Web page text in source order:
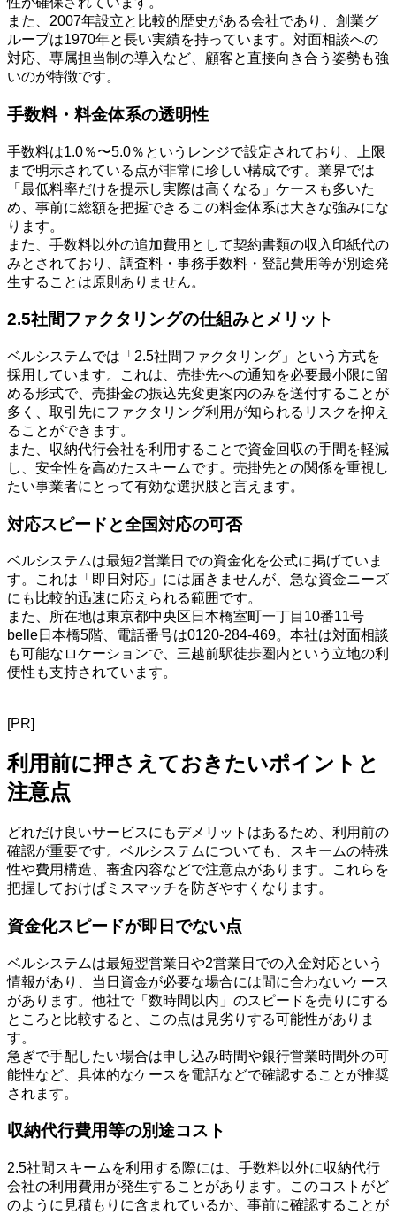
また、2007年設立と比較的歴史がある会社であり、創業グ
ループは1970年と長い実績を持っています。対面相談への
対応、専属担当制の導入など、顧客と直接向き合う姿勢も強
いのが特徴です。
手数料・料金体系の透明性
手数料は1.0％〜5.0％というレンジで設定されており、上限
まで明示されている点が非常に珍しい構成です。業界では
「最低料率だけを提示し実際は高くなる」ケースも多いた
め、事前に総額を把握できるこの料金体系は大きな強みにな
ります。
また、手数料以外の追加費用として契約書類の収入印紙代の
みとされており、調査料・事務手数料・登記費用等が別途発
生することは原則ありません。
2.5社間ファクタリングの仕組みとメリット
ベルシステムでは「2.5社間ファクタリング」という方式を
採用しています。これは、売掛先への通知を必要最小限に留
める形式で、売掛金の振込先変更案内のみを送付することが
多く、取引先にファクタリング利用が知られるリスクを抑え
ることができます。
また、収納代行会社を利用することで資金回収の手間を軽減
し、安全性を高めたスキームです。売掛先との関係を重視し
たい事業者にとって有効な選択肢と言えます。
対応スピードと全国対応の可否
ベルシステムは最短2営業日での資金化を公式に掲げていま
す。これは「即日対応」には届きませんが、急な資金ニーズ
にも比較的迅速に応えられる範囲です。
また、所在地は東京都中央区日本橋室町一丁目10番11号
belle日本橋5階、電話番号は0120-284-469。本社は対面相談
も可能なロケーションで、三越前駅徒歩圏内という立地の利
便性も支持されています。
[PR]
利用前に押さえておきたいポイントと
注意点
どれだけ良いサービスにもデメリットはあるため、利用前の
確認が重要です。ベルシステムについても、スキームの特殊
性や費用構造、審査内容などで注意点があります。これらを
把握しておけばミスマッチを防ぎやすくなります。
資金化スピードが即日でない点
ベルシステムは最短翌営業日や2営業日での入金対応という
情報があり、当日資金が必要な場合には間に合わないケース
があります。他社で「数時間以内」のスピードを売りにする
ところと比較すると、この点は見劣りする可能性がありま
す。
急ぎで手配したい場合は申し込み時間や銀行営業時間外の可
能性など、具体的なケースを電話などで確認することが推奨
されます。
収納代行費用等の別途コスト
2.5社間スキームを利用する際には、手数料以外に収納代行
会社の利用費用が発生することがあります。このコストがど
のように見積もりに含まれているか、事前に確認することが